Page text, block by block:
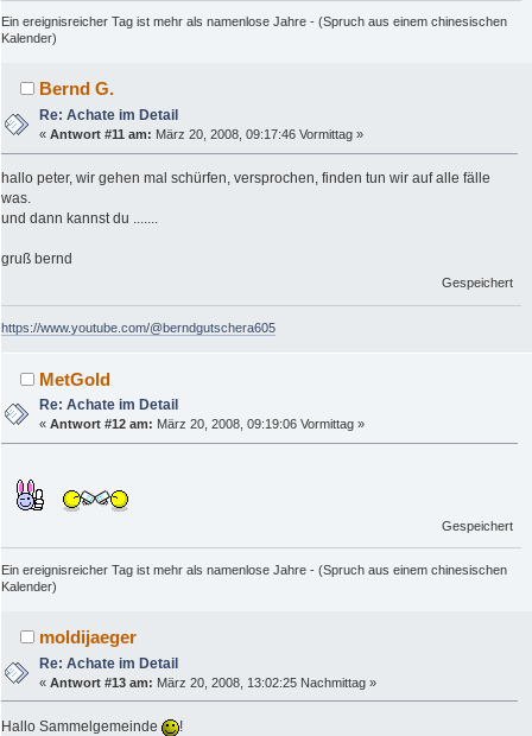
Ein ereignisreicher Tag ist mehr als namenlose Jahre - (Spruch aus einem chinesischen
Kalender)
Bernd G.
Re: Achate im Detail
«Antwort #11 am: März 20, 2008, 09:17:46 Vormittag »
hallo peter, wir gehen mal schürfen, versprochen, finden tun wir auf alle fälle
was.
und dann kannst du .......
gruß bernd
Gespeichert
https://www.youtube.com/@berndgutschera605
MetGold
Re: Achate im Detail
«Antwort #12 am: März 20, 2008, 09:19:06 Vormittag »
Gespeichert
Ein ereignisreicher Tag ist mehr als namenlose Jahre - (Spruch aus einem chinesischen
Kalender)
moldijaeger
Re: Achate im Detail
«Antwort #13 am: März 20, 2008, 13:02:25 Nachmittag »
Hallo Sammelgemeinde !